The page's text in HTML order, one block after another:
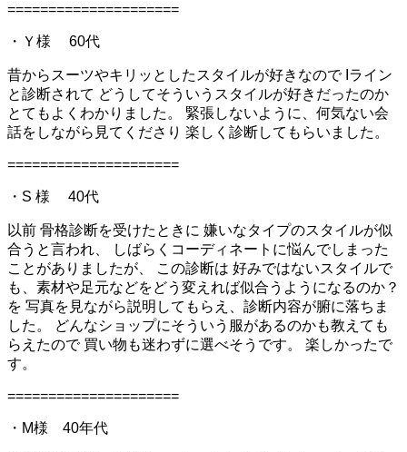
=====================
・Ｙ様 60代
昔からスーツやキリッとしたスタイルが好きなので Iライン
と診断されて どうしてそういうスタイルが好きだったのか
とてもよくわかりました。 緊張しないように、何気ない会
話をしながら見てくださり 楽しく診断してもらいました。
=====================
・S 様 40代
以前 骨格診断を受けたときに 嫌いなタイプのスタイルが似
合うと言われ、 しばらくコーディネートに悩んでしまった
ことがありましたが、 この診断は 好みではないスタイルで
も、素材や足元などをどう変えれば似合うようになるのか？
を 写真を見ながら説明してもらえ、診断内容が腑に落ちま
した。 どんなショップにそういう服があるのかも教えても
らえたので 買い物も迷わずに選べそうです。 楽しかったで
す。
=====================
・M様 40年代